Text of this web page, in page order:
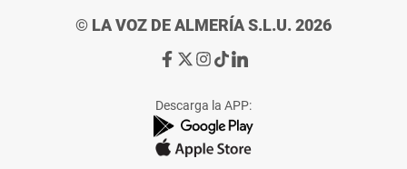
© LA VOZ DE ALMERÍA S.L.U. 2026
Ir
de
La
Voz
Ir
de
La
Voz
Ir
de
La
Voz
Ir
de
La
Voz
Ir
de
La
Voz
Descarga la APP: